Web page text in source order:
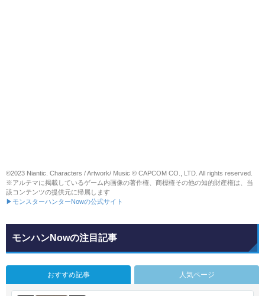
©2023 Niantic. Characters / Artwork/ Music © CAPCOM CO., LTD. All rights reserved.
※アルテマに掲載しているゲーム内画像の著作権、商標権その他の知的財産権は、当
該コンテンツの提供元に帰属します
▶モンスターハンターNowの公式サイト
モンハンNowの注目記事
おすすめ記事 人気ページ